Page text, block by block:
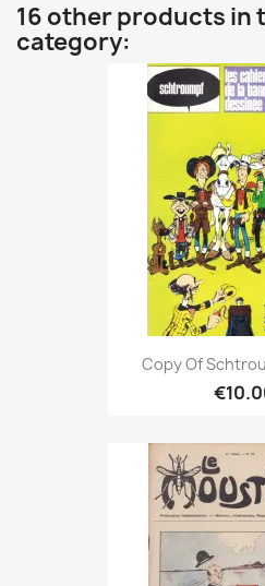
16 other products in
category:
Copy Of